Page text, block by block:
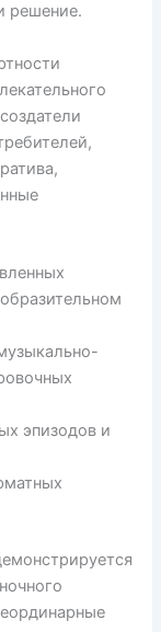
решение.
эпизодов и